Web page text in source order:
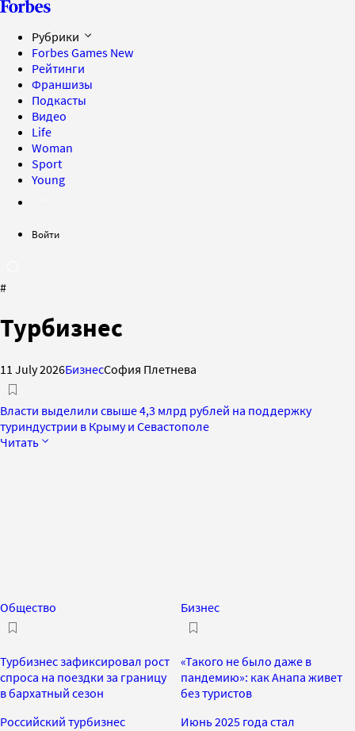
Рубрики
Forbes Games New
Рейтинги
Франшизы
Подкасты
Видео
Life
Woman
Sport
Young
Войти
#
Турбизнес
11 July 2026БизнесСофия Плетнева
Власти выделили свыше 4,3 млрд рублей на поддержку
туриндустрии в Крыму и Севастополе
Читать
Общество
Турбизнес зафиксировал рост
спроса на поездки за границу
в бархатный сезон
Российский турбизнес
Бизнес
«Такого не было даже в
пандемию»: как Анапа живет
без туристов
Июнь 2025 года стал